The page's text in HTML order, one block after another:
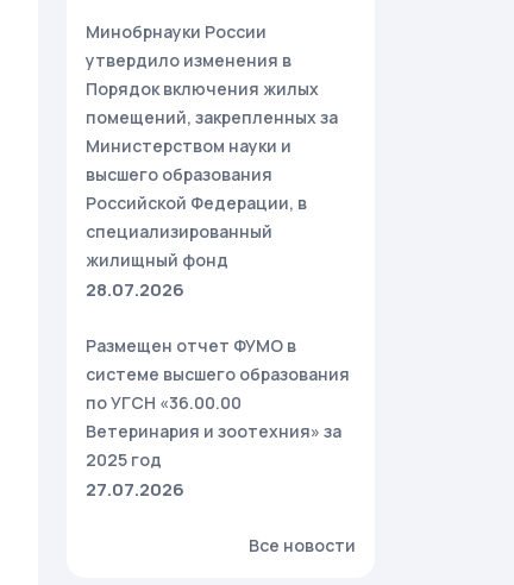
Минобрнауки России
утвердило изменения в
Порядок включения жилых
помещений, закрепленных за
Министерством науки и
высшего образования
Российской Федерации, в
специализированный
жилищный фонд
28.07.2026
Размещен отчет ФУМО в
системе высшего образования
по УГСН «36.00.00
Ветеринария и зоотехния» за
2025 год
27.07.2026
Все новости